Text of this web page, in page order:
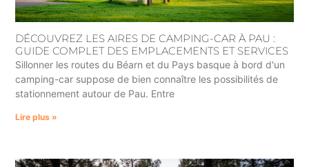
DÉCOUVREZ LES AIRES DE CAMPING-CAR À PAU :
GUIDE COMPLET DES EMPLACEMENTS ET SERVICES
Sillonner les routes du Béarn et du Pays basque à bord d'un
camping-car suppose de bien connaître les possibilités de
stationnement autour de Pau. Entre
Lire plus »